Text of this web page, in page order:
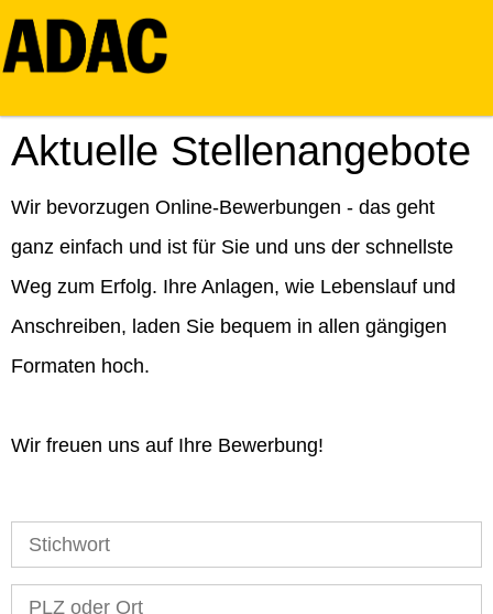
Aktuelle Stellenangebote
Wir bevorzugen Online-Bewerbungen - das geht
ganz einfach und ist für Sie und uns der schnellste
Weg zum Erfolg. Ihre Anlagen, wie Lebenslauf und
Anschreiben, laden Sie bequem in allen gängigen
Formaten hoch.
Wir freuen uns auf Ihre Bewerbung!